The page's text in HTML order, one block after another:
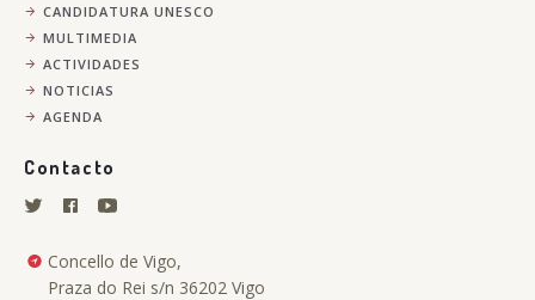
CANDIDATURA UNESCO
MULTIMEDIA
ACTIVIDADES
NOTICIAS
AGENDA
Contacto
Concello de Vigo,
Praza do Rei s/n 36202 Vigo